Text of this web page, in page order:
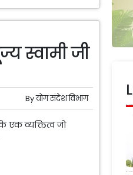
स्वामी जी
Byयोग संदेश विभाग
एक व्यक्तित्व जो